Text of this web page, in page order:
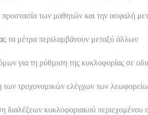
προστασία των μαθητών και την ασφαλή
ς τα μέτρα περιλαμβάνουν μεταξύ άλλων:
για τη ρύθμιση της κυκλοφορίας σε
των τροχονομικών ελέγχων των
διαλέξεων κυκλοφοριακού